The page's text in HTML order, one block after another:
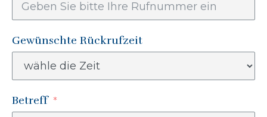
Gewünschte Rückrufzeit
Betreff